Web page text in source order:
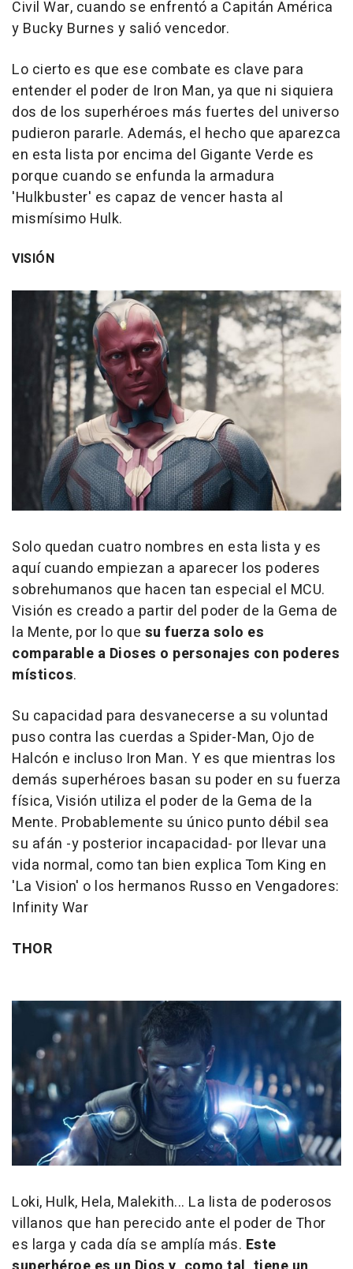
Civil War, cuando se enfrentó a Capitán América
y Bucky Burnes y salió vencedor.
Lo cierto es que ese combate es clave para
entender el poder de Iron Man, ya que ni siquiera
dos de los superhéroes más fuertes del universo
pudieron pararle. Además, el hecho que aparezca
en esta lista por encima del Gigante Verde es
porque cuando se enfunda la armadura
'Hulkbuster' es capaz de vencer hasta al
mismísimo Hulk.
VISIÓN
Solo quedan cuatro nombres en esta lista y es
aquí cuando empiezan a aparecer los poderes
sobrehumanos que hacen tan especial el MCU.
Visión es creado a partir del poder de la Gema de
la Mente, por lo que su fuerza solo es
comparable a Dioses o personajes con poderes
místicos.
Su capacidad para desvanecerse a su voluntad
puso contra las cuerdas a Spider-Man, Ojo de
Halcón e incluso Iron Man. Y es que mientras los
demás superhéroes basan su poder en su fuerza
física, Visión utiliza el poder de la Gema de la
Mente. Probablemente su único punto débil sea
su afán -y posterior incapacidad- por llevar una
vida normal, como tan bien explica Tom King en
'La Vision' o los hermanos Russo en Vengadores:
Infinity War
THOR
Loki, Hulk, Hela, Malekith... La lista de poderosos
villanos que han perecido ante el poder de Thor
es larga y cada día se amplía más. Este